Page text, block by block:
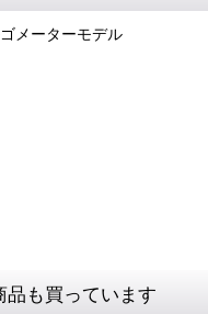
メーターモデル
品も買っています